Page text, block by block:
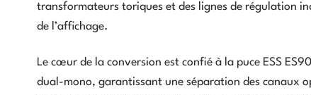
transformateurs toriques et des lignes de régulation
de l’affichage.
Le cœur de la conversion est confié à la puce ESS
dual-mono, garantissant une séparation des canaux